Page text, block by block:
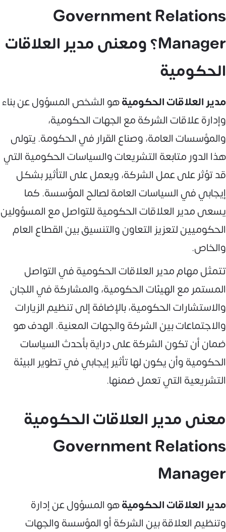
Government Relations
Manager؟ ومعنى مدير العلاقات
الحكومية
مدير العلاقات الحكوميةهو الشخص المسؤول عن بناء
وإدارة علاقات الشركة مع الجهات الحكومية،
والمؤسسات العامة، وصناع القرار في الحكومة. يتولى
هذا الدور متابعة التشريعات والسياسات الحكومية التي
قد تؤثر على عمل الشركة، ويعمل على التأثير بشكل
إيجابي في السياسات العامة لصالح المؤسسة. كما
يسعى مدير العلاقات الحكومية للتواصل مع المسؤولين
الحكوميين لتعزيز التعاون والتنسيق بين القطاع العام
والخاص.
تتمثل مهام مدير العلاقات الحكومية في التواصل
المستمر مع الهيئات الحكومية، والمشاركة في اللجان
والاستشارات الحكومية، بالإضافة إلى تنظيم الزيارات
والاجتماعات بين الشركة والجهات المعنية. الهدف هو
ضمان أن تكون الشركة على دراية بأحدث السياسات
الحكومية وأن يكون لها تأثير إيجابي في تطوير البيئة
التشريعية التي تعمل ضمنها.
معنى مدير العلاقات الحكومية
Government Relations
Manager
مدير العلاقات الحكوميةهو المسؤول عن إدارة
وتنظيم العلاقة بين الشركة أو المؤسسة والجهات